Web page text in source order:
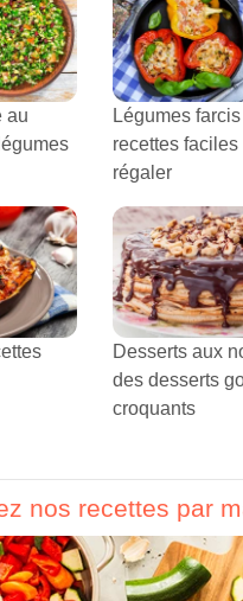
au
Légumes
recettes
régaler
Desserts aux
des desserts
croquants
nos recettes par